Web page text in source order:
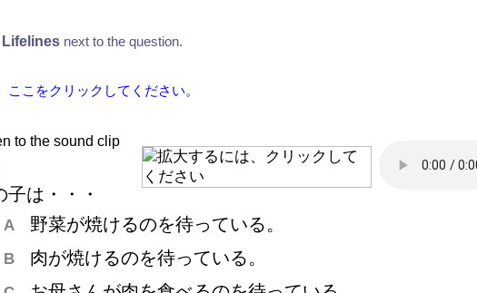
Lifelines next to the question.
こをクリックしてください。
to the sound clip
子は・・・
A 野菜が焼けるのを待っている。
B 肉が焼けるのを待っている。